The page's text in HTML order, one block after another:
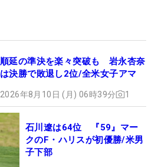
順延の準決を楽々突破も 岩永杏奈
は決勝で敗退し2位/全米女子アマ
2026年8月10日 (月) 06時39分 1
石川遼は64位 『59』マー
クのF・ハリスが初優勝/米男
子下部